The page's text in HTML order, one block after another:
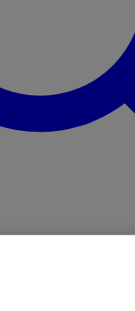
iGaming HubA